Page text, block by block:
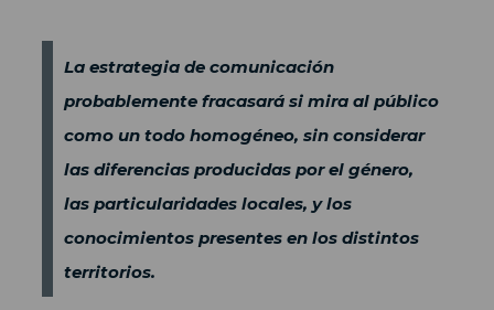
La estrategia de comunicación
probablemente fracasará si mira al público
como un todo homogéneo, sin considerar
las diferencias producidas por el género,
las particularidades locales, y los
conocimientos presentes en los distintos
territorios.